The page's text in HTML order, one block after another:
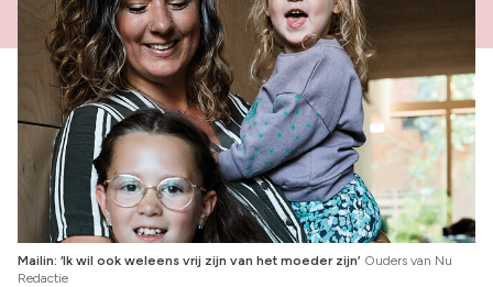
Mailin: ‘Ik wil ook weleens vrij zijn van het moeder zijn’ Ouders van Nu
Redactie